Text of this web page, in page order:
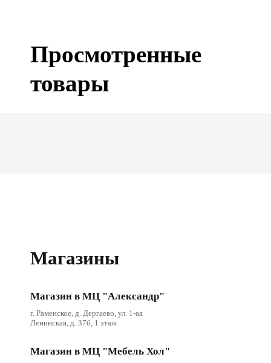
Просмотренные
товары
Магазины
Магазин в МЦ "Александр"
г. Раменское, д. Дергаево, ул. 1-ая
Ленинская, д. 37б, 1 этаж
Магазин в МЦ "Мебель Хол"